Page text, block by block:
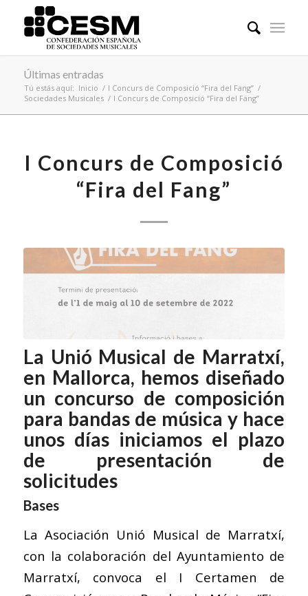
Últimas entradas
Tú estás aquí: Inicio / I Concurs de Composició “Fira del Fang” /
Sociedades Musicales / I Concurs de Composició “Fira del Fang”
I Concurs de Composició
“Fira del Fang”
La Unió Musical de Marratxí,
en Mallorca, hemos diseñado
un concurso de composición
para bandas de música y hace
unos días iniciamos el plazo
de presentación de
solicitudes
Bases
La Asociación Unió Musical de Marratxí,
con la colaboración del Ayuntamiento de
Marratxí, convoca el I Certamen de